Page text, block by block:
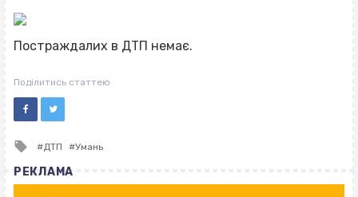
Постраждалих в ДТП немає.
Поділитись статтею
Tagged
ДТП Умань
РЕКЛАМА